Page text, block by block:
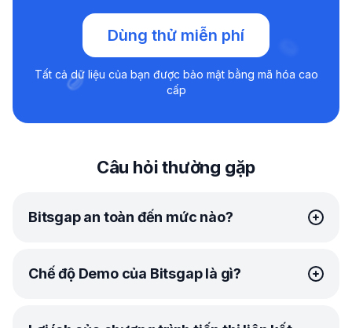
Dùng thử miễn phí
Tất cả dữ liệu của bạn được bảo mật bằng mã hóa cao
cấp
Câu hỏi thường gặp
Bitsgap an toàn đến mức nào?
Tại Bitsgap, bảo mật của bạn là ưu tiên hàng đầu của
chúng tôi. Chúng tôi sử dụng
Chế độ Demo của Bitsgap là gì?
Sau khi đăng ký Bitsgap, bạn sẽ nhận được bản dùng